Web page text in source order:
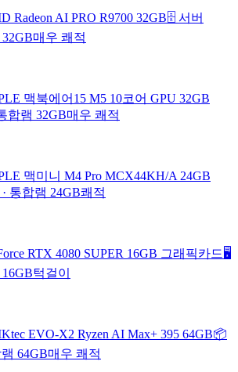
Radeon AI PRO R9700 32GB🗄️ 서버
매우 쾌적
맥북에어15 M5 10코어 GPU 32GB
합램 32GB매우 쾌적
맥미니 M4 Pro MCX44KH/A 24GB
· 통합램 24GB쾌적
RTX 4080 SUPER 16GB 그래픽카드 🖥️
턱걸이
EVO-X2 Ryzen AI Max+ 395 64GB📦
64GB매우 쾌적